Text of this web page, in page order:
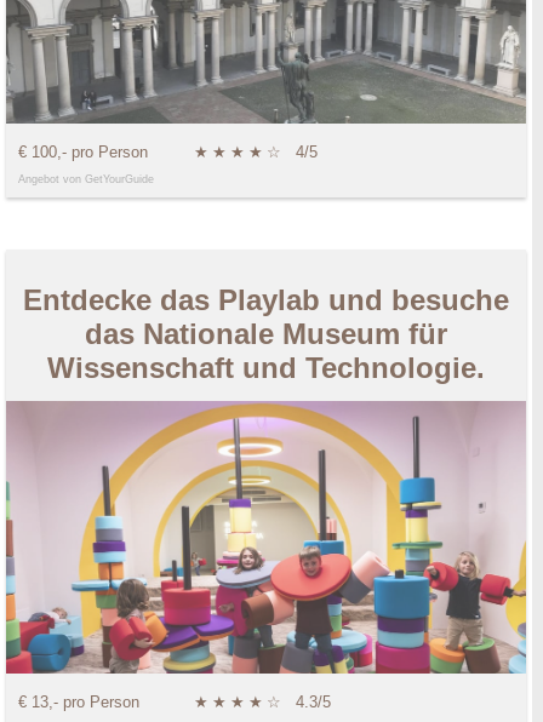
€ 100,- pro Person ★ ★ ★ ★ ☆ 4/5
Angebot von GetYourGuide
Entdecke das Playlab und besuche
das Nationale Museum für
Wissenschaft und Technologie.
€ 13,- pro Person ★ ★ ★ ★ ☆ 4.3/5